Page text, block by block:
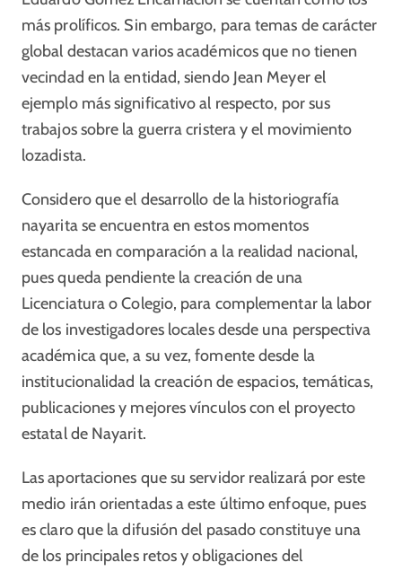
más prolíficos. Sin embargo, para temas de carácter
global destacan varios académicos que no tienen
vecindad en la entidad, siendo Jean Meyer el
ejemplo más significativo al respecto, por sus
trabajos sobre la guerra cristera y el movimiento
lozadista.
Considero que el desarrollo de la historiografía
nayarita se encuentra en estos momentos
estancada en comparación a la realidad nacional,
pues queda pendiente la creación de una
Licenciatura o Colegio, para complementar la labor
de los investigadores locales desde una perspectiva
académica que, a su vez, fomente desde la
institucionalidad la creación de espacios, temáticas,
publicaciones y mejores vínculos con el proyecto
estatal de Nayarit.
Las aportaciones que su servidor realizará por este
medio irán orientadas a este último enfoque, pues
es claro que la difusión del pasado constituye una
de los principales retos y obligaciones del